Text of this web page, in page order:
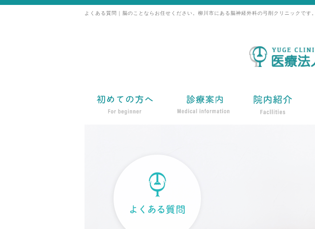
よくある質問｜脳のことならお任せください。柳川市にある脳神経外科の弓削クリニックです。